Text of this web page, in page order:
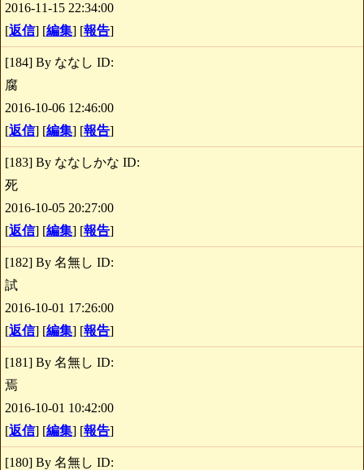
2016-11-15 22:34:00
[返信] [編集] [報告]
[184] By ななし ID:
腐
2016-10-06 12:46:00
[返信] [編集] [報告]
[183] By ななしかな ID:
死
2016-10-05 20:27:00
[返信] [編集] [報告]
[182] By 名無し ID:
試
2016-10-01 17:26:00
[返信] [編集] [報告]
[181] By 名無し ID:
焉
2016-10-01 10:42:00
[返信] [編集] [報告]
[180] By 名無し ID: